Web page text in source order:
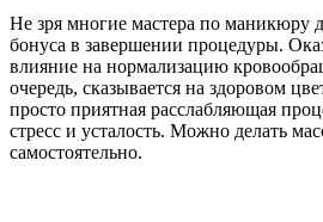
Не зря многие мастера по маникюру
бонуса в завершении процедуры.
влияние на нормализацию
очередь, сказывается на здоровом
просто приятная расслабляющая
стресс и усталость. Можно делать
самостоятельно.